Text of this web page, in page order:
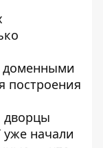
доменными
построения
дворцы
начали